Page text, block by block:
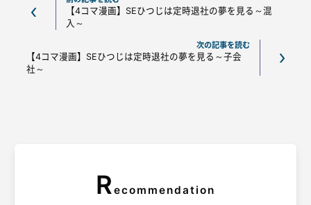
【4コマ漫画】SEひつじは定時退社の夢を見る～混
入～
次の記事を読む
【4コマ漫画】SEひつじは定時退社の夢を見る～子会
社～
R ecommendation